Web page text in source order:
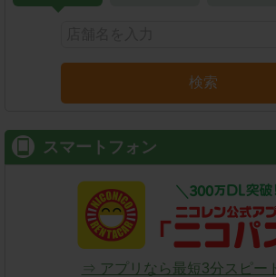
検索
スマートフォン
⇒ アプリなら最短3分スピー